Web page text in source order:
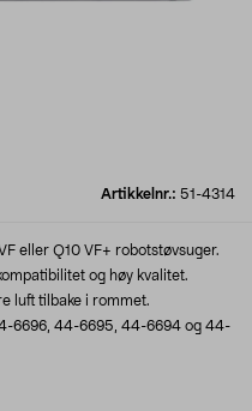
Artikkelnr.: 51-4314
eller Q10 VF+ robotstøvsuger.
og høy kvalitet.
luft tilbake i rommet.
6696, 44-6695, 44-6694 og 44-